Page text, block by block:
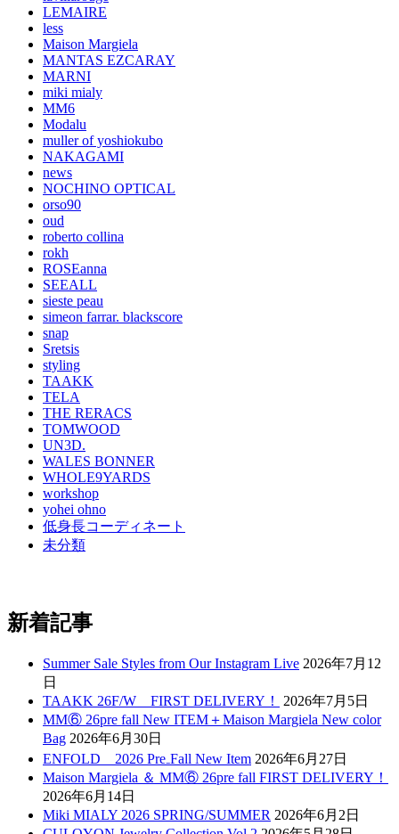
LEMAIRE
less
Maison Margiela
MANTAS EZCARAY
MARNI
miki mialy
MM6
Modalu
muller of yoshiokubo
NAKAGAMI
news
NOCHINO OPTICAL
orso90
oud
roberto collina
rokh
ROSEanna
SEEALL
sieste peau
simeon farrar. blackscore
snap
Sretsis
styling
TAAKK
TELA
THE RERACS
TOMWOOD
UN3D.
WALES BONNER
WHOLE9YARDS
workshop
yohei ohno
低身長コーディネート
未分類
新着記事
Summer Sale Styles from Our Instagram Live 2026年7月12
日
TAAKK 26F/W FIRST DELIVERY！
2026年7月5日
MM⑥ 26pre fall New ITEM＋Maison Margiela New color
Bag 2026年6月30日
ENFOLD 2026 Pre₋Fall New Item 2026年6月27日
Maison Margiela ＆ MM⑥ 26pre fall FIRST DELIVERY！
2026年6月14日
Miki MIALY 2026 SPRING/SUMMER 2026年6月2日